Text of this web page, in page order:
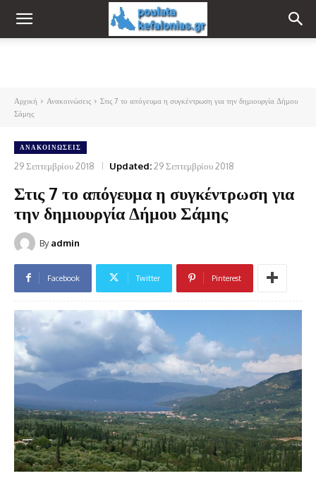
Αρχική Ανακοινώσεις
Στις 7 το απόγευμα η συγκέντρωση για την δημιουργία Δήμου
Σάμης
ΑΝΑΚΟΙΝΏΣΕΙΣ
29 Σεπτεμβρίου 2018 Updated:29 Σεπτεμβρίου 2018
Στις 7 το απόγευμα η συγκέντρωση για
την δημιουργία Δήμου Σάμης
By admin
Facebook Twitter Pinterest